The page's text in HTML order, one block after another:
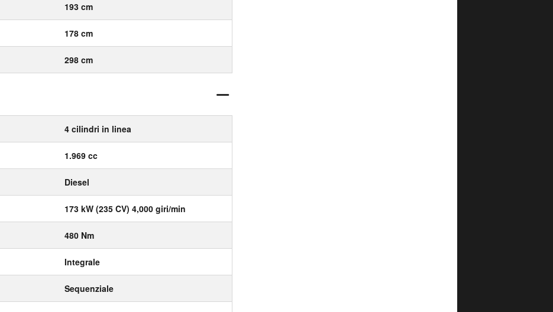
193 cm
178 cm
298 cm
4 cilindri in linea
1.969 cc
Diesel
173 kW (235 CV) 4,000 giri/min
480 Nm
Integrale
Sequenziale